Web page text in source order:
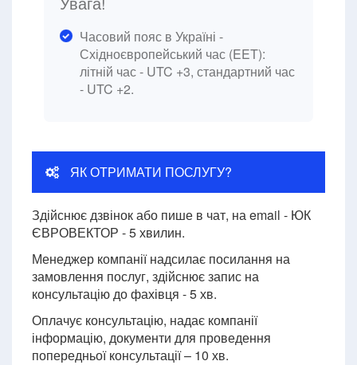
Часовий пояс в Україні -
Східноєвропейський час (EET):
літній час - UTC +3, стандартний час
- UTC +2.
ЯК ОТРИМАТИ ПОСЛУГУ?
Здійснює дзвінок або пише в чат, на email - ЮК
ЄВРОВЕКТОР - 5 хвилин.
Менеджер компанії надсилає посилання на
замовлення послуг, здійснює запис на
консультацію до фахівця - 5 хв.
Оплачує консультацію, надає компанії
інформацію, документи для проведення
попередньої консультації – 10 хв.